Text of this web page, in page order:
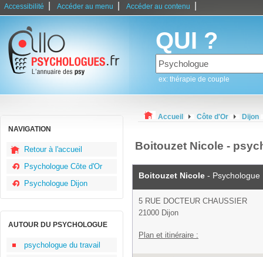
Accessibilité Accéder au menu Accéder au contenu
QUI ?
ex: thérapie de couple
NAVIGATION
Retour à l'accueil
Psychologue Côte d'Or
Psychologue Dijon
AUTOUR DU PSYCHOLOGUE
psychologue du travail
Accueil Côte d'Or Dijon
Boitouzet Nicole -
Boitouzet Nicole - Psychologue
5 RUE DOCTEUR CHAUSSIER
21000 Dijon
Plan et itinéraire :